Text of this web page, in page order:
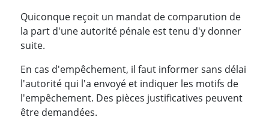
Quiconque reçoit un mandat de comparution de
la part d'une autorité pénale est tenu d'y donner
suite.
En cas d'empêchement, il faut informer sans délai
l'autorité qui l'a envoyé et indiquer les motifs de
l'empêchement. Des pièces justificatives peuvent
être demandées.